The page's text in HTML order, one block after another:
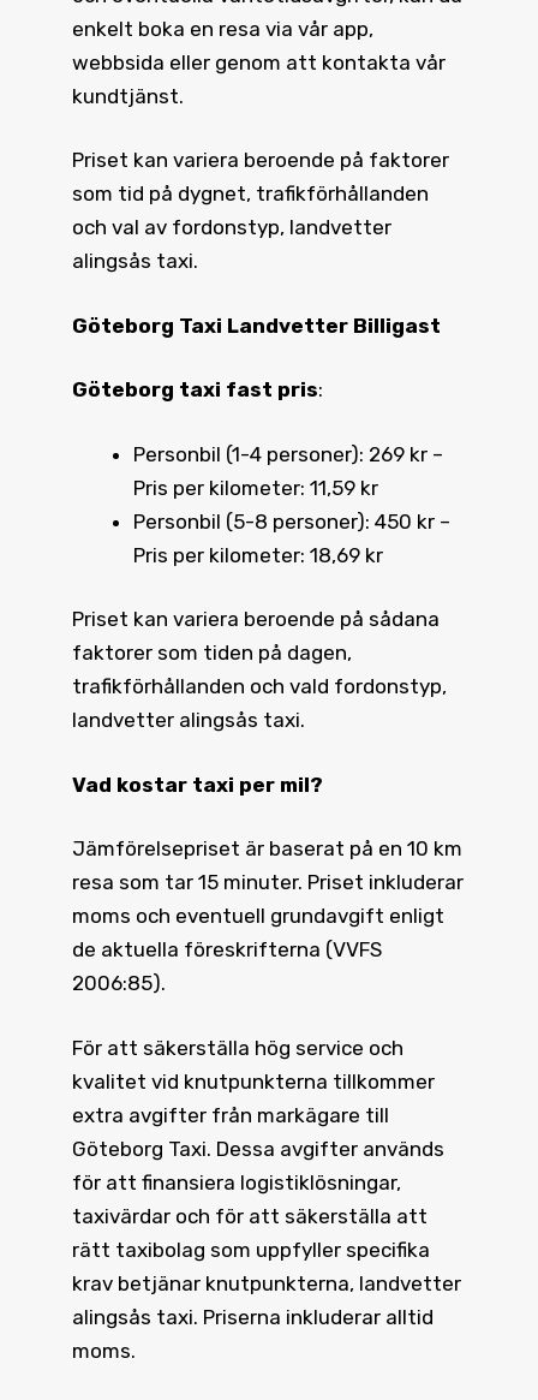
enkelt boka en resa via vår app,
webbsida eller genom att kontakta vår
kundtjänst.
Priset kan variera beroende på faktorer
som tid på dygnet, trafikförhållanden
och val av fordonstyp, landvetter
alingsås taxi.
Göteborg Taxi Landvetter Billigast
Göteborg taxi fast pris:
Personbil (1-4 personer): 269 kr –
Pris per kilometer: 11,59 kr
Personbil (5-8 personer): 450 kr –
Pris per kilometer: 18,69 kr
Priset kan variera beroende på sådana
faktorer som tiden på dagen,
trafikförhållanden och vald fordonstyp,
landvetter alingsås taxi.
Vad kostar taxi per mil?
Jämförelsepriset är baserat på en 10 km
resa som tar 15 minuter. Priset inkluderar
moms och eventuell grundavgift enligt
de aktuella föreskrifterna (VVFS
2006:85).
För att säkerställa hög service och
kvalitet vid knutpunkterna tillkommer
extra avgifter från markägare till
Göteborg Taxi. Dessa avgifter används
för att finansiera logistiklösningar,
taxivärdar och för att säkerställa att
rätt taxibolag som uppfyller specifika
krav betjänar knutpunkterna, landvetter
alingsås taxi. Priserna inkluderar alltid
moms.